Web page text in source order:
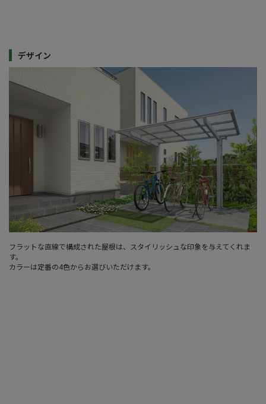
デザイン
フラットな直線で構成された屋根は、スタイリッシュな印象を与えてくれま
す。
カラーは定番の4色からお選びいただけます。